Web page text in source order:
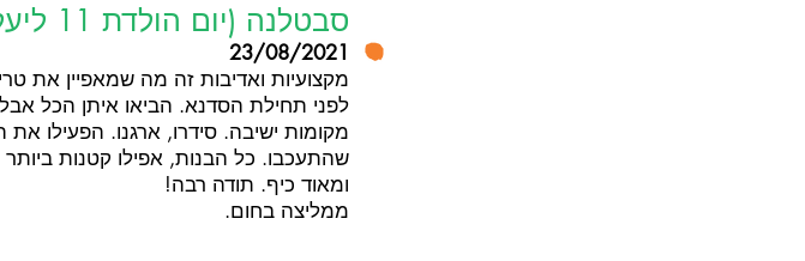
סבטלנה (יום הולדת 11 ליעל)
23/08/2021
מקצועיות ואדיבות זה מה שמאפיין את
לפני תחילת הסדנא. הביאו איתן הכל
מקומות ישיבה. סידרו, ארגנו. הפעילו
שהתעכבו. כל הבנות, אפילו קטנות ביותר
ומאוד כיף. תודה רבה!
ממליצה בחום.